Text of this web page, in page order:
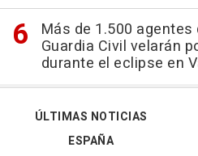
Más de 1.500
Guardia Civil velarán
durante el eclipse en
ÚLTIMAS NOTICIAS
ESPAÑA